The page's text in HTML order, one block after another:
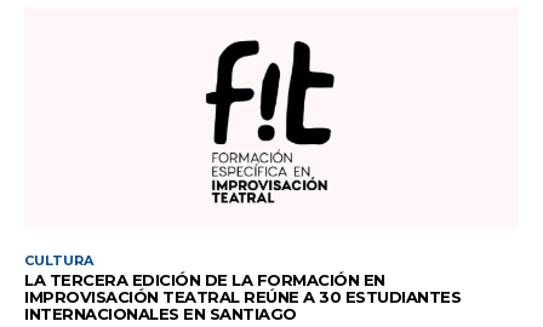
CULTURA
LA TERCERA EDICIÓN DE LA FORMACIÓN EN
IMPROVISACIÓN TEATRAL REÚNE A 30 ESTUDIANTES
INTERNACIONALES EN SANTIAGO